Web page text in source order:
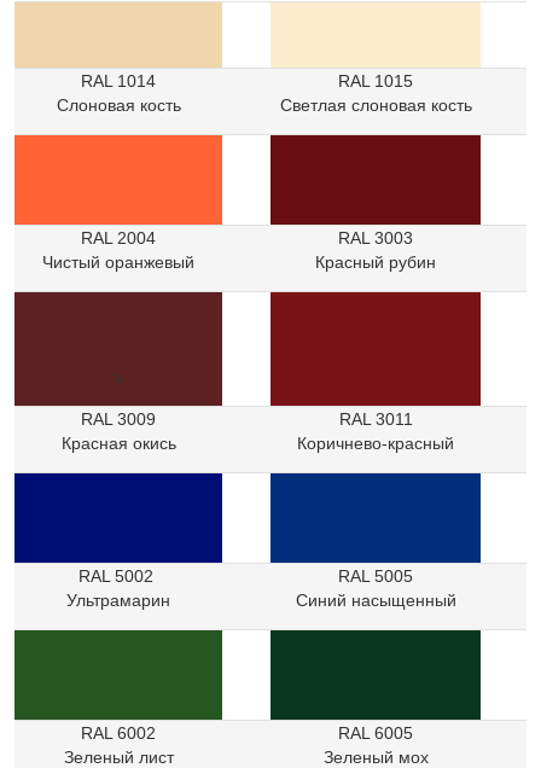
RAL 1014
Слоновая кость
RAL 1015
Светлая слоновая кость
RAL 2004
Чистый оранжевый
RAL 3003
Красный рубин
ъ
RAL 3009
Красная окись
RAL 3011
Коричнево-красный
RAL 5002
Ультрамарин
RAL 5005
Синий насыщенный
RAL 6002
Зеленый лист
RAL 6005
Зеленый мох